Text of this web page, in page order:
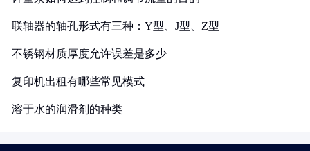
联轴器的轴孔形式有三种：Y型、J型、Z型
不锈钢材质厚度允许误差是多少
复印机出租有哪些常见模式
溶于水的润滑剂的种类